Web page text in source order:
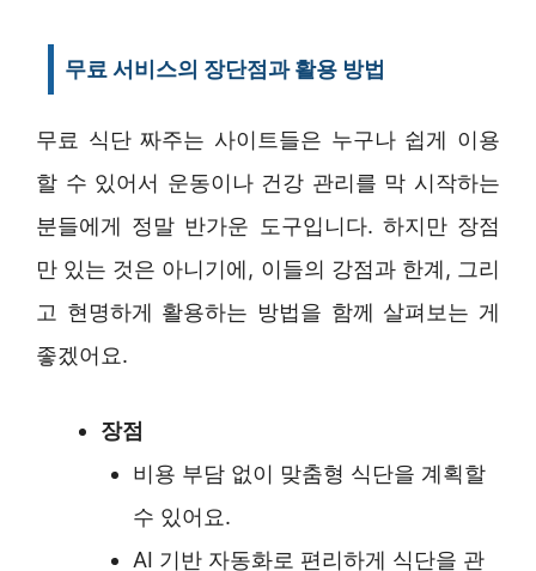
무료 서비스의 장단점과 활용 방법
무료 식단 짜주는 사이트들은 누구나 쉽게 이용
할 수 있어서 운동이나 건강 관리를 막 시작하는
분들에게 정말 반가운 도구입니다. 하지만 장점
만 있는 것은 아니기에, 이들의 강점과 한계, 그리
고 현명하게 활용하는 방법을 함께 살펴보는 게
좋겠어요.
장점
비용 부담 없이 맞춤형 식단을 계획할
수 있어요.
AI 기반 자동화로 편리하게 식단을 관